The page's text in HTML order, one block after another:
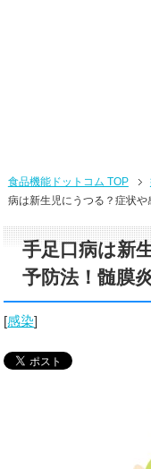
食品機能ドットコム TOP
病は新生児にうつる？症状
手足口病は新
予防法！髄膜
[感染]